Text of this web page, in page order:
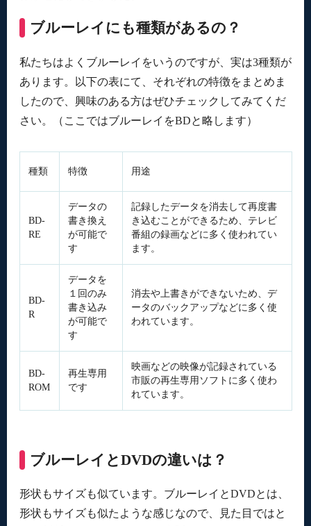
ブルーレイにも種類があるの？
私たちはよくブルーレイをいうのですが、実は3種類が
あります。以下の表にて、それぞれの特徴をまとめま
したので、興味のある方はぜひチェックしてみてくだ
さい。（ここではブルーレイをBDと略します）
種類 特徴 用途
BD-
RE
データの
書き換え
が可能で
す
記録したデータを消去して再度書
き込むことができるため、テレビ
番組の録画などに多く使われてい
ます。
BD-
R
データを
１回のみ
書き込み
が可能で
す
消去や上書きができないため、デ
ータのバックアップなどに多く使
われています。
BD-
ROM
再生専用
です
映画などの映像が記録されている
市販の再生専用ソフトに多く使わ
れています。
ブルーレイとDVDの違いは？
形状もサイズも似ています。ブルーレイとDVDとは、
形状もサイズも似たような感じなので、見た目ではと